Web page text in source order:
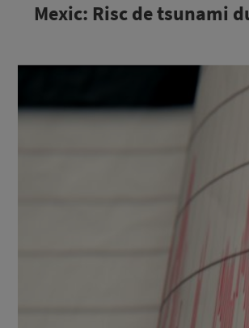
Mexic: Risc de tsunami